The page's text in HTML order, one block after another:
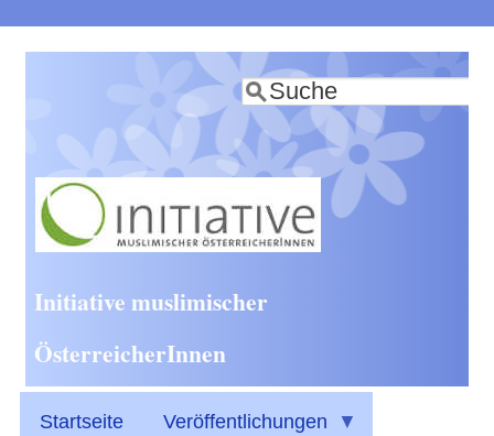
zum
Inhalt
Suche
Initiative muslimischer
ÖsterreicherInnen
Startseite Veröffentlichungen